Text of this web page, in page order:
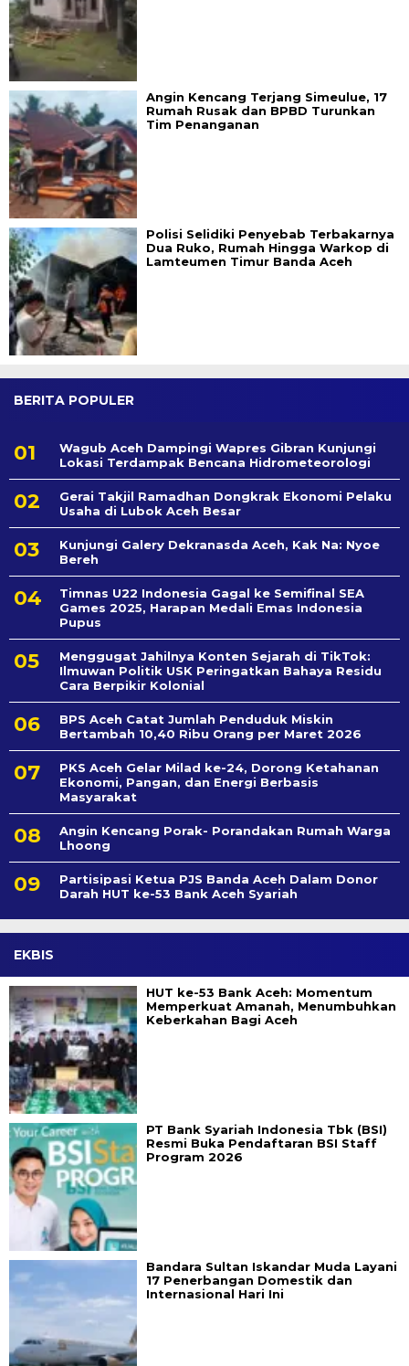
Angin Kencang Terjang Simeulue, 17
Rumah Rusak dan BPBD Turunkan
Tim Penanganan
Polisi Selidiki Penyebab Terbakarnya
Dua Ruko, Rumah Hingga Warkop di
Lamteumen Timur Banda Aceh
BERITA POPULER
Wagub Aceh Dampingi Wapres Gibran Kunjungi
Lokasi Terdampak Bencana Hidrometeorologi
Gerai Takjil Ramadhan Dongkrak Ekonomi Pelaku
Usaha di Lubok Aceh Besar
Kunjungi Galery Dekranasda Aceh, Kak Na: Nyoe
Bereh
Timnas U22 Indonesia Gagal ke Semifinal SEA
Games 2025, Harapan Medali Emas Indonesia
Pupus
Menggugat Jahilnya Konten Sejarah di TikTok:
Ilmuwan Politik USK Peringatkan Bahaya Residu
Cara Berpikir Kolonial
BPS Aceh Catat Jumlah Penduduk Miskin
Bertambah 10,40 Ribu Orang per Maret 2026
PKS Aceh Gelar Milad ke-24, Dorong Ketahanan
Ekonomi, Pangan, dan Energi Berbasis
Masyarakat
Angin Kencang Porak- Porandakan Rumah Warga
Lhoong
Partisipasi Ketua PJS Banda Aceh Dalam Donor
Darah HUT ke-53 Bank Aceh Syariah
EKBIS
HUT ke-53 Bank Aceh: Momentum
Memperkuat Amanah, Menumbuhkan
Keberkahan Bagi Aceh
PT Bank Syariah Indonesia Tbk (BSI)
Resmi Buka Pendaftaran BSI Staff
Program 2026
Bandara Sultan Iskandar Muda Layani
17 Penerbangan Domestik dan
Internasional Hari Ini